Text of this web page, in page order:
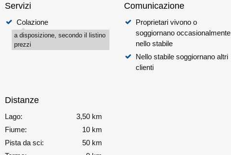
Servizi
Colazione
a disposizione, secondo il listino
prezzi
Comunicazione
Proprietari vivono o
soggiornano occasionalmente
nello stabile
Nello stabile soggiornano altri
clienti
Distanze
Lago:
3,50 km
Fiume:
10 km
Pista da sci:
50 km